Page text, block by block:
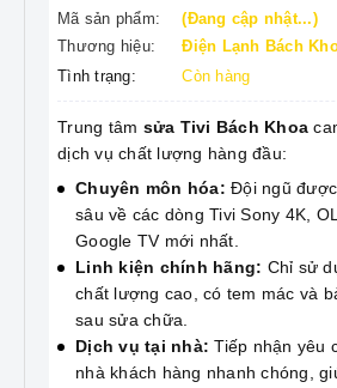
Mã sản phẩm:
(Đang cập nhật...)
Thương hiệu:
Điện Lạnh Bách
Tình trạng:
Còn hàng
Trung tâm sửa Tivi Bách Khoa
dịch vụ chất lượng hàng đầu:
Chuyên môn hóa: Đội ngũ
sâu về các dòng Tivi Sony 4K,
Google TV mới nhất.
Linh kiện chính hãng: Chỉ sử
chất lượng cao, có tem mác và
sau sửa chữa.
Dịch vụ tại nhà: Tiếp nhận yêu
nhà khách hàng nhanh chóng,